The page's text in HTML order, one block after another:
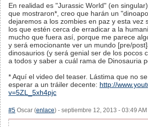
En realidad es "Jurassic World" (en
que mostraron*, creo que harán un
dejaremos a los zombies en paz y esta vez
los que estén cerca de erradicar a la
mucho que fuera así, porque me parece
y será emocionante ver un mundo [pre/
dinosaurios (y será genial ser de los pocos
a todos y saber a cuál rama de Dinosauria
* Aquí el video del teaser. Lástima que no
esperar a un tráiler decente: http://
v=5ZL_5xh4pjc
#5 Oscar (enlace) - septiembre 12, 2013 - 03:49